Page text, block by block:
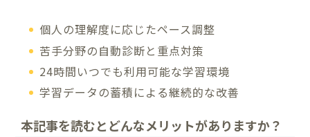
個人の理解度に応じたペース調整
苦手分野の自動診断と重点対策
24時間いつでも利用可能な学習環境
学習データの蓄積による継続的な改善
本記事を読むとどんなメリットがありますか？